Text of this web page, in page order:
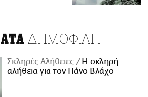
ΔΗΜΟΦΙΛΗ
Σκληρές Αλήθειες
H σκληρή
αλήθεια για τον Πάνο Βλάχο